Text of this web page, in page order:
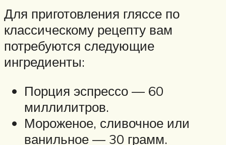
Для приготовления гляссе по
классическому рецепту вам
потребуются следующие
ингредиенты:
Порция эспрессо — 60
миллилитров.
Мороженое, сливочное или
ванильное — 30 грамм.